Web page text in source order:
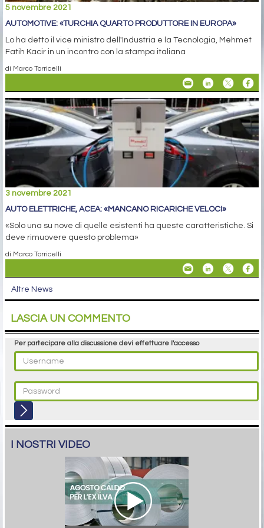
5 novembre 2021
AUTOMOTIVE: «TURCHIA QUARTO PRODUTTORE IN EUROPA»
Lo ha detto il vice ministro dell'Industria e la Tecnologia, Mehmet
Fatih Kacir in un incontro con la stampa italiana
di Marco Torricelli
3 novembre 2021
AUTO ELETTRICHE, ACEA: «MANCANO RICARICHE VELOCI»
«Solo una su nove di quelle esistenti ha queste caratteristiche. Si
deve rimuovere questo problema»
di Marco Torricelli
Altre News
LASCIA UN COMMENTO
Per partecipare alla discussione devi effettuare l'accesso
I NOSTRI VIDEO